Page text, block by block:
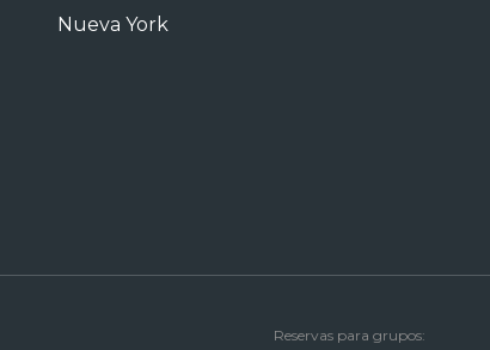
Nueva York
Reservas para grupos: